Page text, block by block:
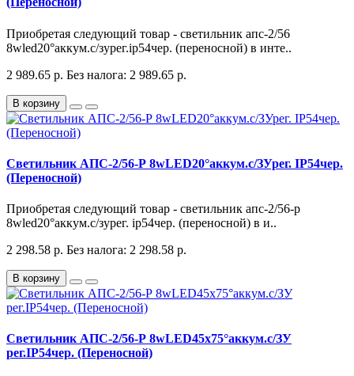
Приобретая следующий товар - светильник апс-2/56
8wled20°аккум.с/зурег.ip54чер. (переносной) в инте..
2 989.65 р. Без налога: 2 989.65 р.
В корзину
Светильник АПС-2/56-Р 8wLED20°аккум.с/ЗУрег. IP54чер.
(Переносной)
Приобретая следующий товар - светильник апс-2/56-р
8wled20°аккум.с/зурег. ip54чер. (переносной) в и..
2 298.58 р. Без налога: 2 298.58 р.
В корзину
Светильник АПС-2/56-Р 8wLED45х75°аккум.с/ЗУ
рег.IP54чер. (Переносной)